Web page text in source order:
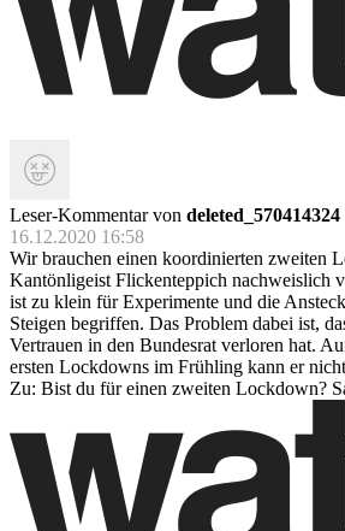
Leser-Kommentar von deleted_570414324
16.12.2020 16:58
Wir brauchen einen koordinierten zweiten
Kantönligeist Flickenteppich nachweislich
ist zu klein für Experimente und die
Steigen begriffen. Das Problem dabei ist,
Vertrauen in den Bundesrat verloren hat.
ersten Lockdowns im Frühling kann er
Zu: Bist du für einen zweiten Lockdown?